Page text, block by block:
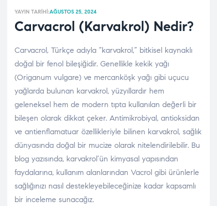
YAYIN TARIHI:AĞUSTOS 25, 2024
Carvacrol (Karvakrol) Nedir?
Carvacrol, Türkçe adıyla “karvakrol,” bitkisel kaynaklı
doğal bir fenol bileşiğidir. Genellikle kekik yağı
(Origanum vulgare) ve mercanköşk yağı gibi uçucu
yağlarda bulunan karvakrol, yüzyıllardır hem
geleneksel hem de modern tıpta kullanılan değerli bir
bileşen olarak dikkat çeker. Antimikrobiyal, antioksidan
ve antienflamatuar özellikleriyle bilinen karvakrol, sağlık
dünyasında doğal bir mucize olarak nitelendirilebilir. Bu
blog yazısında, karvakrol’ün kimyasal yapısından
faydalarına, kullanım alanlarından Vacrol gibi ürünlerle
sağlığınızı nasıl destekleyebileceğinize kadar kapsamlı
bir inceleme sunacağız.